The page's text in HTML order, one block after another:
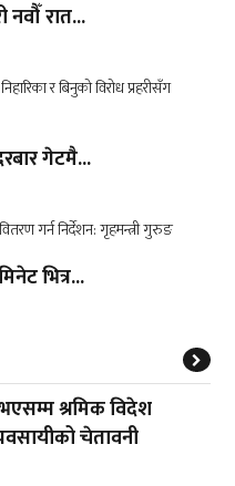
नवौँ रात...
गेटमै...
भित्र...
श्रमिक विदेश
चेतावनी